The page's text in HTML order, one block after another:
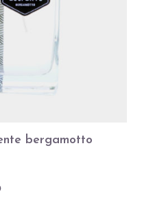
bergamotto